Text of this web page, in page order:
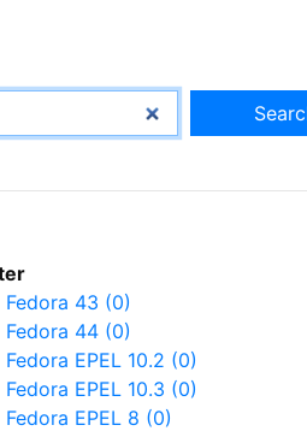
Fedora 43 (0)
Fedora 44 (0)
Fedora EPEL 10.2 (0)
Fedora EPEL 10.3 (0)
Fedora EPEL 8 (0)